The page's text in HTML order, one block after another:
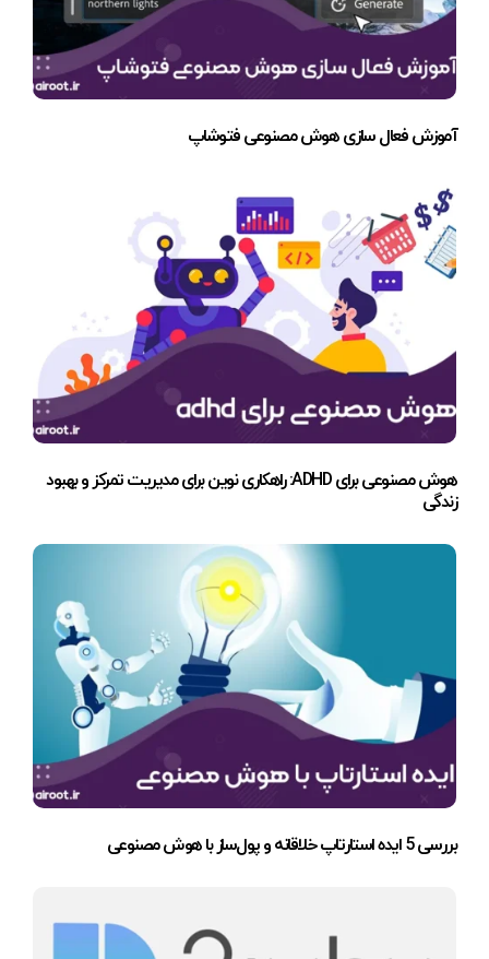
آموزش فعال سازی هوش مصنوعی فتوشاپ
هوش مصنوعی برای ADHD: راهکاری نوین برای مدیریت تمرکز و بهبود
زندگی
بررسی 5 ایده استارتاپ خلاقانه و پول‌ساز با هوش مصنوعی